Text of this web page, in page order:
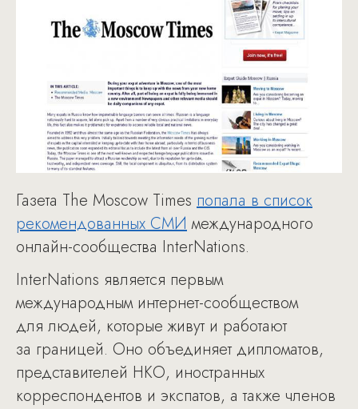
Газета The Moscow Times попала в список
рекомендованных СМИмеждународного
онлайн-сообщества InterNations.
InterNations является первым
международным интернет-сообществом
для людей, которые живут и работают
за границей. Оно объединяет дипломатов,
представителей НКО, иностранных
корреспондентов и экспатов, а также членов